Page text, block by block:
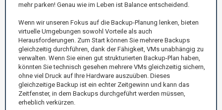
mehr parken! Genau wie im Leben ist Balance entscheidend.
Wenn wir unseren Fokus auf die Backup-Planung lenken, bieten
virtuelle Umgebungen sowohl Vorteile als auch
Herausforderungen. Zum Start können Sie mehrere Backups
gleichzeitig durchführen, dank der Fähigkeit, VMs unabhängig zu
verwalten. Wenn Sie einen gut strukturierten Backup-Plan haben,
könnten Sie technisch gesehen mehrere VMs gleichzeitig sichern,
ohne viel Druck auf Ihre Hardware auszuüben. Dieses
gleichzeitige Backup ist ein echter Zeitgewinn und kann das
Zeitfenster, in dem Backups durchgeführt werden müssen,
erheblich verkürzen.